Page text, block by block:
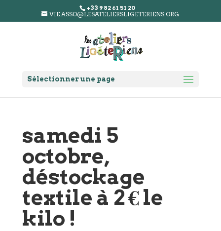
+33 9 82 61 51 20
VIE.ASSO@LESATELIERSLIGETERIENS.ORG
Sélectionner une page
samedi 5
octobre,
déstockage
textile à 2 € le
kilo !